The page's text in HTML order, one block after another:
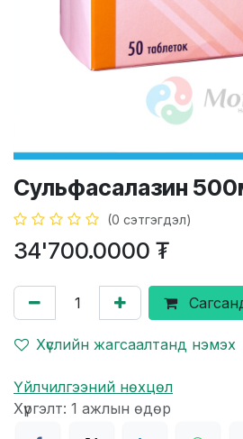
Сульфасалазин
(0 сэтгэгдэл)
34'700.0000 ₮
Хүслийн жагсаалтанд нэмэх
Үйлчилгээний нөхцөл
Хүргэлт: 1 ажлын өдөр